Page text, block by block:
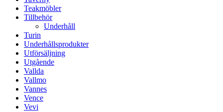
Teakmöbler
Tillbehör
Underhåll
Turin
Underhållsprodukter
Utförsäljning
Utgående
Vallda
Vallmo
Vannes
Vence
Vevi